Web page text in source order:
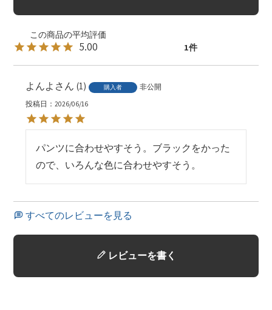
5.00 1
よんよ 1 購入者
非公開
投稿日
2026/06/16
パンツに合わせやすそう。ブラックをかった
ので、いろんな色に合わせやすそう。
すべてのレビューを見る
レビューを書く